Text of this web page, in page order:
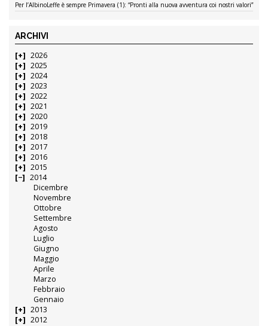
Per l’AlbinoLeffe è sempre Primavera (1): “Pronti alla nuova avventura coi nostri valori”
ARCHIVI
2026
2025
2024
2023
2022
2021
2020
2019
2018
2017
2016
2015
2014
Dicembre
Novembre
Ottobre
Settembre
Agosto
Luglio
Giugno
Maggio
Aprile
Marzo
Febbraio
Gennaio
2013
2012